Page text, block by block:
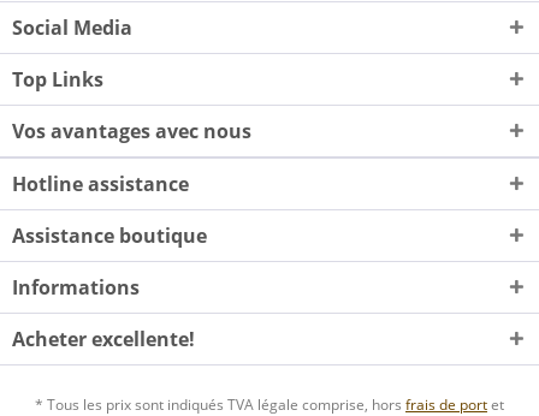
Social Media
Top Links
Vos avantages avec nous
Hotline assistance
Assistance boutique
Informations
Acheter excellente!
* Tous les prix sont indiqués TVA légale comprise, hors frais de portet